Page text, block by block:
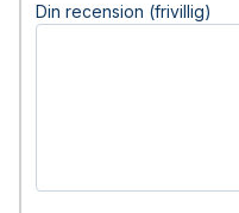
Din recension (frivillig)